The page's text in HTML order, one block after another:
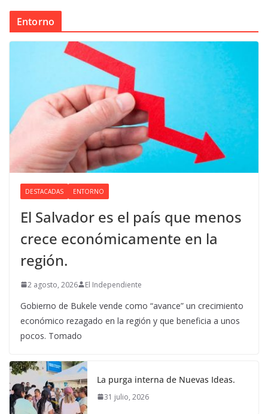
Entorno
DESTACADAS ENTORNO
El Salvador es el país que menos
crece económicamente en la
región.
2 agosto, 2026 El Independiente
Gobierno de Bukele vende como “avance” un crecimiento
económico rezagado en la región y que beneficia a unos
pocos. Tomado
La purga interna de Nuevas Ideas.
31 julio, 2026